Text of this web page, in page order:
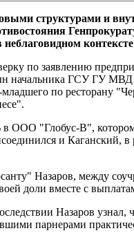
структурами и
неблаговидном
по заявлению
ГСУ ГУ МВД
по ресторану
ООО "Глобус-В",
и Каганский, в
Назаров, между
доли вместе с
Назаров
парнерами